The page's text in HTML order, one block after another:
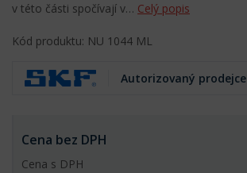
v této části spočívají v… Celý popis
Kód produktu: NU 1044 ML
Autorizovaný prodejce
Cena bez DPH
Cena s DPH